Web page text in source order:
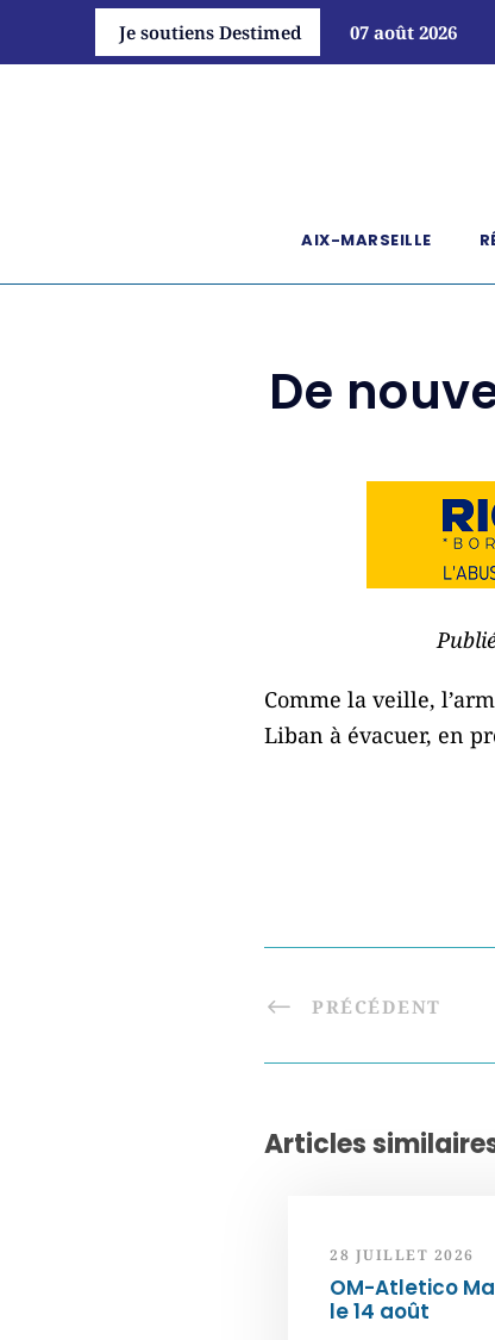
Je soutiens Destimed 07 août 2026
AIX-MARSEILLE
De
Comme la veille,
Liban à évacuer, en
PRÉCÉDENT
Articles
28 JUILLET 2026
OM-Atletico
le 14 août